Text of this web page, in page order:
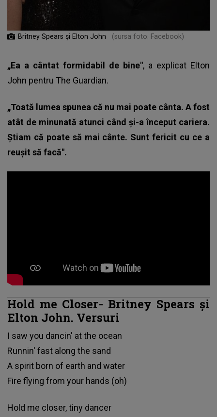
Britney Spears și Elton John (sursa foto: Facebook)
„Ea a cântat formidabil de bine", a explicat Elton
John pentru The Guardian.
„Toată lumea spunea că nu mai poate cânta. A fost
atât de minunată atunci când şi-a început cariera.
Ştiam că poate să mai cânte. Sunt fericit cu ce a
reuşit să facă".
Hold me Closer- Britney Spears și
Elton John. Versuri
I saw you dancin' at the ocean
Runnin' fast along the sand
A spirit born of earth and water
Fire flying from your hands (oh)
Hold me closer, tiny dancer